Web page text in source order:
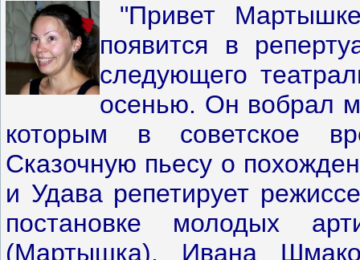
"Привет
появится в
следующего
осенью. Он вобрал
которым в советское
Сказочную пьесу о
и Удава репетирует
постановке молодых
(Мартышка), Ивана